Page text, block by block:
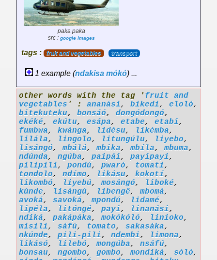
paka paka
src : google images
tags : fruit and vegetables transport
1 example (ndakisa mókó) ...
other words with the tag ' fruit and
vegetables ' : ananási, bikedi, eloló,
bitekuteku, bonsáó, dongódongó,
ekéké, ekútu, esápa, etabe, etabi,
fumbwa, kwánga, lidésu, likémba,
lilála, lingolo, litungúlu, liyebo,
lisángó,mbálá,mbika,mbíla,mbuma,
ndúnda, ngúba, paipái, payipayi,
pilipili, pondú, pwaró, tomati,
tondolo, ndímo, likásu, kokotí,
likombó, liyebú,mosángó, liboké,
kúnde, lisángú, libengê,mbomá,
avoká, savoká,mpondú, lidamé,
lipéla, litóngé, payi, linanási,
ndiká, pakápáka,mokókóló, linioko,
misili, sáfú, tomato, sakasáka,
nkúnde, pili-pili, ndembi, limona,
likásó, lilebó,mongúba, nsáfú,
bonsau, ngombo, gombo,mondiká, sóló,